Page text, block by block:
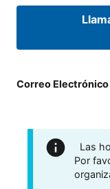
Correo Electrónico
Las
Por